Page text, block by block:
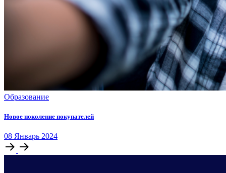
Образование
Новое поколение покупателей
08 Январь 2024